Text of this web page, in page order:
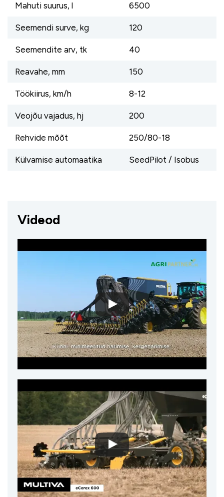
Mahuti suurus, l 6500
Seemendi surve, kg 120
Seemendite arv, tk 40
Reavahe, mm 150
Töökiirus, km/h 8-12
Veojõu vajadus, hj 200
Rehvide mõõt 250/80-18
Külvamise automaatika SeedPilot / Isobus
Videod